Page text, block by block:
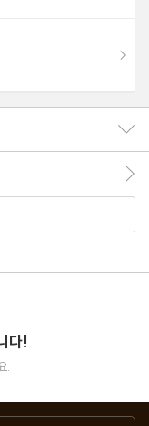
이 탄 우주선이 생명체
전염위험물임을 깨닫
다!
.